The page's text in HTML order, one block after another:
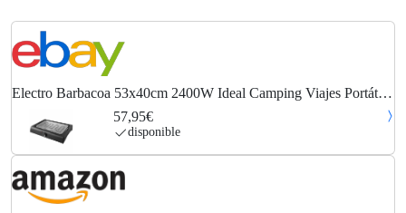
Electro Barbacoa 53x40cm 2400W Ideal Camping Viajes Portátil
Caravanas OFERTA !!
57,95€
disponible